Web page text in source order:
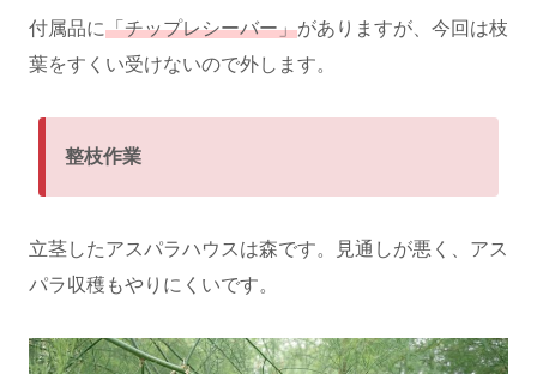
付属品に「チップレシーバー」がありますが、今回は枝
葉をすくい受けないので外します。
整枝作業
立茎したアスパラハウスは森です。見通しが悪く、アス
パラ収穫もやりにくいです。